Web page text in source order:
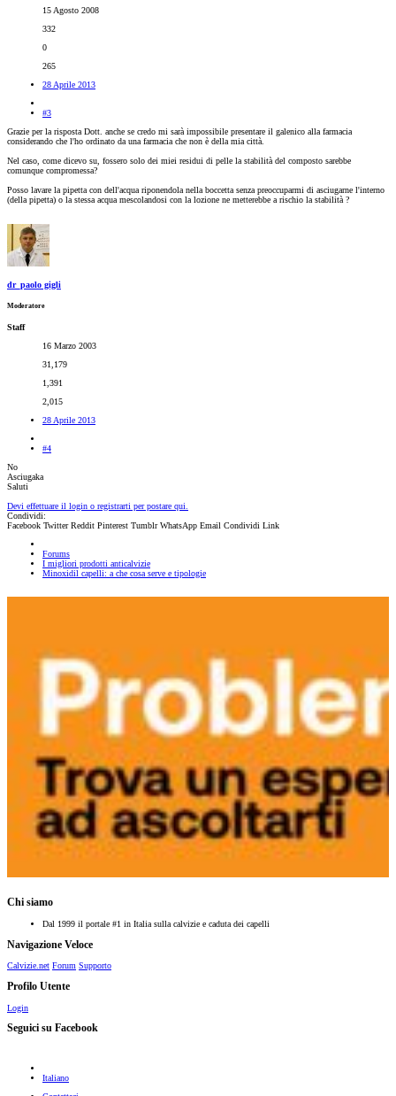
15 Agosto 2008
332
0
265
28 Aprile 2013
#3
Grazie per la risposta Dott. anche se credo mi sarà impossibile presentare il galenico alla farmacia
considerando che l'ho ordinato da una farmacia che non è della mia città.
Nel caso, come dicevo su, fossero solo dei miei residui di pelle la stabilità del composto sarebbe
comunque compromessa?
Posso lavare la pipetta con dell'acqua riponendola nella boccetta senza preoccuparmi di asciugarne l'interno
(della pipetta) o la stessa acqua mescolandosi con la lozione ne metterebbe a rischio la stabilità ?
dr_paolo gigli
Moderatore
Staff
16 Marzo 2003
31,179
1,391
2,015
28 Aprile 2013
#4
No
Asciugaka
Saluti
Devi effettuare il login o registrarti per postare qui.
Condividi:
Facebook Twitter Reddit Pinterest Tumblr WhatsApp Email Condividi Link
Forums
I migliori prodotti anticalvizie
Minoxidil capelli: a che cosa serve e tipologie
Chi siamo
Dal 1999 il portale #1 in Italia sulla calvizie e caduta dei capelli
Navigazione Veloce
Calvizie.net Forum Supporto
Profilo Utente
Login
Seguici su Facebook
Italiano